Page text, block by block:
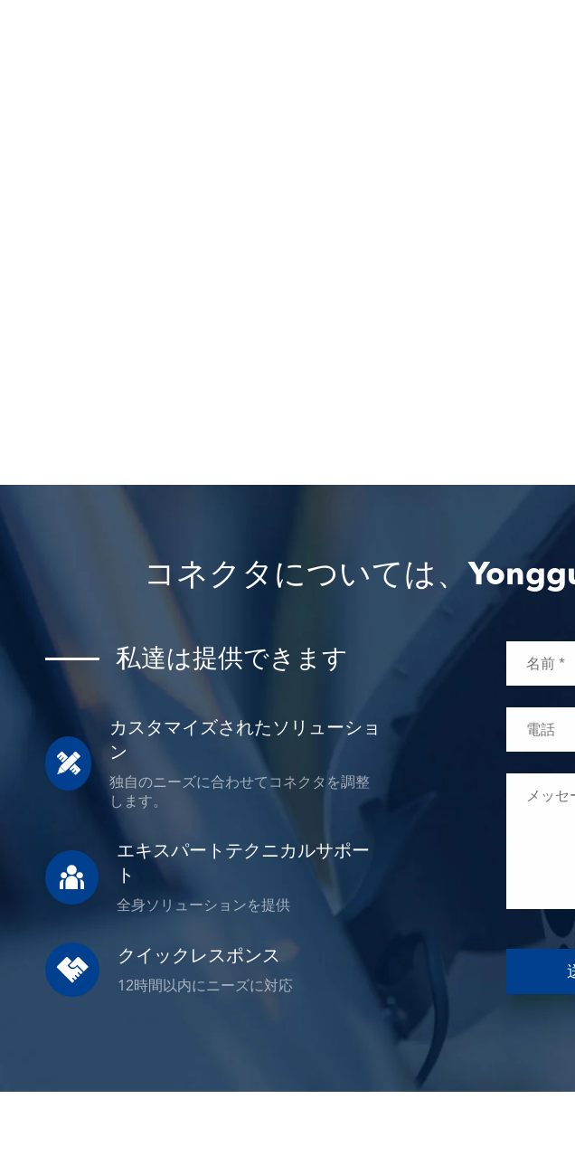
コネクタについては、
私達は提供できます

カスタマイズされたソリューショ
ン
独自のニーズに合わせてコネクタを調整
します。

エキスパートテクニカルサポー
ト
全身ソリューションを提供
 クイックレスポンス
12時間以内にニーズに対応